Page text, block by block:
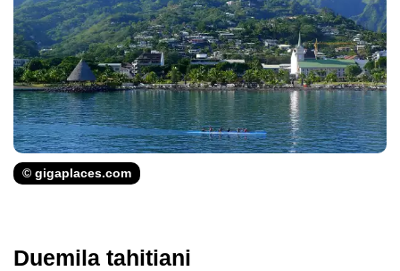
© gigaplaces.com
Duemila tahitiani